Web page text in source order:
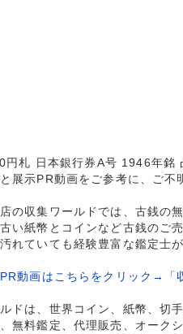
円札 日本銀行券A号 1946年銘
展示PR動画をご参考に、ご不
の収集ワールドでは、古銭の
い紙幣とコインなど古銭のご
れていても経験豊富な鑑定士
動画はこちらをクリック→「
ドは、世界コイン、紙幣、切
無料鑑定、代理販売、オーク